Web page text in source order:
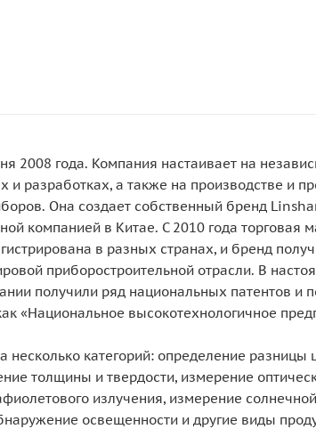
2008 года. Компания настаивает на
и разработках, а также на производстве и
Она создает собственный бренд
компанией в Китае. С 2010 года торговая
в разных странах, и бренд
приборостроительной отрасли. В
получили ряд национальных патентов и
«Национальное высокотехнологичное
несколько категорий: определение разницы
толщины и твердости, измерение
излучения, измерение
освещенности и другие виды